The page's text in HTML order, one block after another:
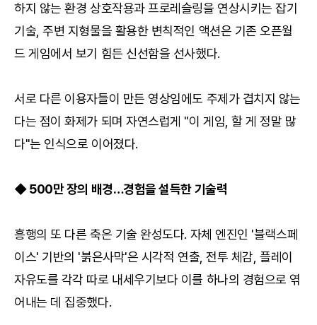
하지 않는 환경 상호작용과 프로레슬링을 연상시키는 잡기
기술, 주변 지형물을 활용한 변칙적인 액션은 기존 오픈월
드 게임에서 보기 힘든 신선함을 선사했다.
서로 다른 이용자들이 만든 영상임에도 주제가 겹치지 않는
다는 점이 화제가 되며 자연스럽게 "이 게임, 할 게 정말 많
다"는 인식으로 이어졌다.
◆ 500만 장의 배경…경험을 설득한 기술력
흥행의 또 다른 축은 기술 완성도다. 자체 엔진인 '블랙스페
이스' 기반의 '붉은사막'은 시각적 연출, 전투 체감, 플레이
자유도를 각각 따로 내세우기보다 이를 하나의 경험으로 엮
어내는 데 집중했다.